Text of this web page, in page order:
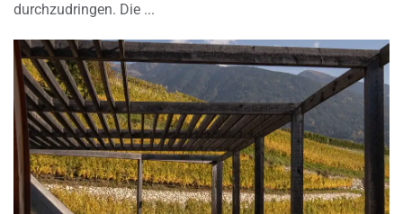
durchzudringen. Die